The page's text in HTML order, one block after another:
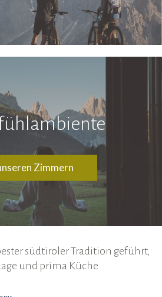
Zimmern
südtiroler Tradition geführt,
und prima Küche